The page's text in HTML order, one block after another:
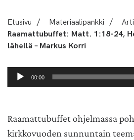
Etusivu / Materiaalipankki /
Raamattubuffet: Matt. 1:18-24,
lähellä – Markus Korri
Äänitoistin00:00
Raamattubuffet ohjelmassa
kirkkovuoden sunnuntain